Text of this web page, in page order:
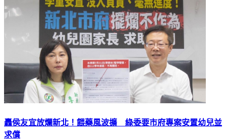
轟侯友宜放爛新北！餵藥風波擴 綠委要市府專案安置幼兒並
求償